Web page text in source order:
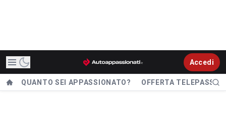
Accedi
QUANTO SEI APPASSIONATO? OFFERTA TELEPASS